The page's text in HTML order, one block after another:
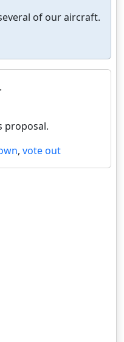
of our aircraft.
proposal.
, vote out